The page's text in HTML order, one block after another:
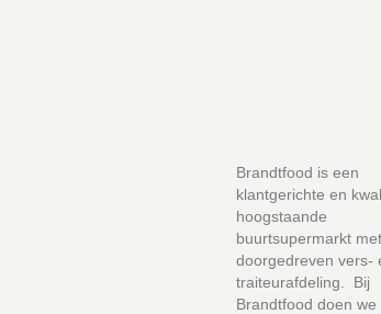
Brandtfood is een
klantgerichte en
hoogstaande
buurtsupermarkt
doorgedreven vers-
traiteurafdeling. Bij
Brandtfood doen we